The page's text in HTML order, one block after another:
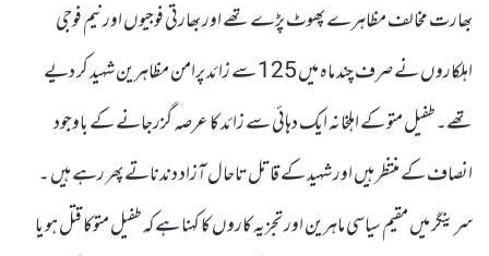
بھارت مخالف مظاہرے پھوٹ پڑے تھے اور بھارتی فوجیوں اور نیم فوجی
اہلکاروں نے صرف چند ماہ میں 125 سے زائد پرامن مظاہرین شہید کر دیے
تھے۔ طفیل متو کے اہلخانہ ایک دہائی سے زائد کا عرصہ گزرجانے کے باوجود
انصاف کے منتظر ہیں اور شہید کے قاتل تاحال آزاد دندناتے پھر رہے ہیں ۔
سرینگر میں مقیم سیاسی ماہرین اور تجزیہ کاروں کا کہنا ہے کہ طفیل متوکا قتل ہو یا